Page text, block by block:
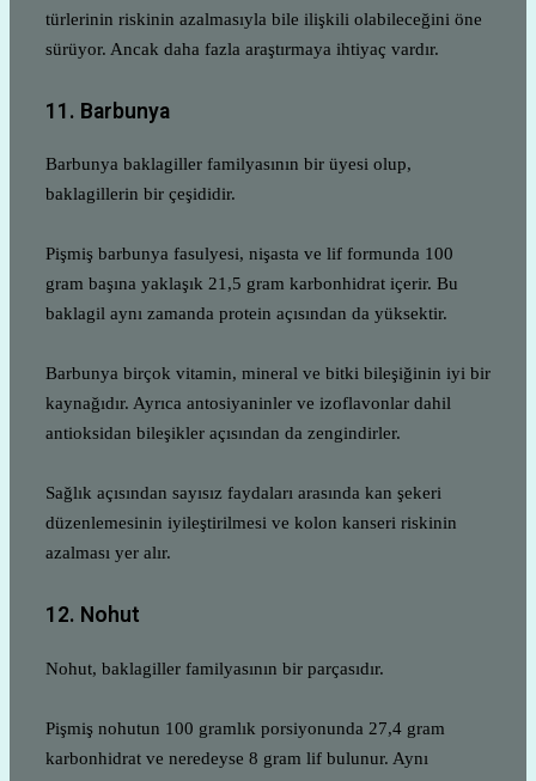
türlerinin riskinin azalmasıyla bile ilişkili olabileceğini öne
sürüyor. Ancak daha fazla araştırmaya ihtiyaç vardır.
11. Barbunya
Barbunya baklagiller familyasının bir üyesi olup,
baklagillerin bir çeşididir.
Pişmiş barbunya fasulyesi, nişasta ve lif formunda 100
gram başına yaklaşık 21,5 gram karbonhidrat içerir. Bu
baklagil aynı zamanda protein açısından da yüksektir.
Barbunya birçok vitamin, mineral ve bitki bileşiğinin iyi bir
kaynağıdır. Ayrıca antosiyaninler ve izoflavonlar dahil
antioksidan bileşikler açısından da zengindirler.
Sağlık açısından sayısız faydaları arasında kan şekeri
düzenlemesinin iyileştirilmesi ve kolon kanseri riskinin
azalması yer alır.
12. Nohut
Nohut, baklagiller familyasının bir parçasıdır.
Pişmiş nohutun 100 gramlık porsiyonunda 27,4 gram
karbonhidrat ve neredeyse 8 gram lif bulunur. Aynı